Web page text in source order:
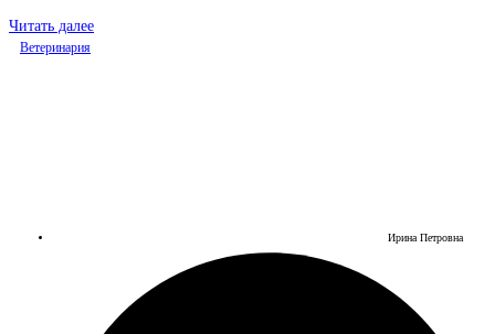
Читать далее
Ветеринария
Ирина Петровна